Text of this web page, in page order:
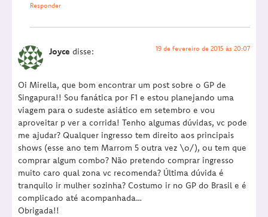
Responder
Joyce disse: 19 de fevereiro de 2015 às 20:07
Oi Mirella, que bom encontrar um post sobre o GP de
Singapura!! Sou fanática por F1 e estou planejando uma
viagem para o sudeste asiático em setembro e vou
aproveitar p ver a corrida! Tenho algumas dúvidas, vc pode
me ajudar? Qualquer ingresso tem direito aos principais
shows (esse ano tem Marrom 5 outra vez \o/), ou tem que
comprar algum combo? Não pretendo comprar ingresso
muito caro qual zona vc recomenda? Última dúvida é
tranquilo ir mulher sozinha? Costumo ir no GP do Brasil e é
complicado até acompanhada…
Obrigada!!